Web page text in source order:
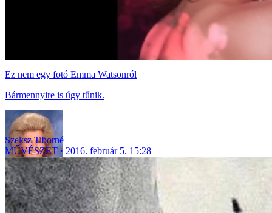
Ez nem egy fotó Emma Watsonról
Bármennyire is úgy tűnik.
Szeksz Tiborné
MŰVÉSZET
2016. február 5. 15:28